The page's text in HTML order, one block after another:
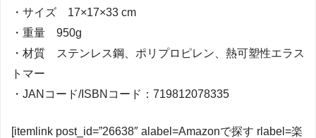
・サイズ 17×17×33 cm
・重量 950g
・材質 ステンレス鋼、ポリプロピレン、熱可塑性エラス
トマー
・JANコード/ISBNコード：719812078335
[itemlink post_id=”26638″ alabel=Amazonで探す rlabel=楽